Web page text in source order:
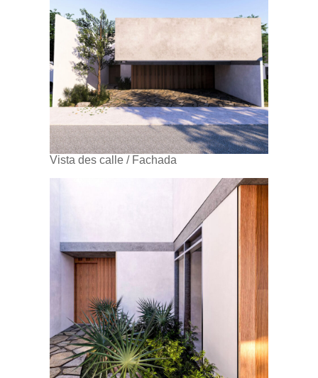
Vista des calle / Fachada